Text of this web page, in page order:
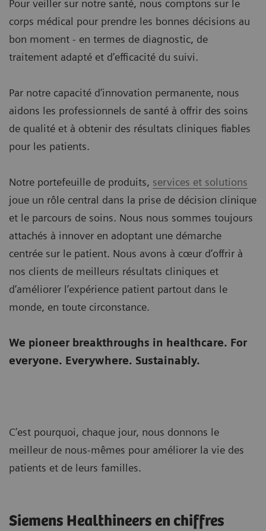
Pour veiller sur notre santé, nous comptons sur le
corps médical pour prendre les bonnes décisions au
bon moment - en termes de diagnostic, de
traitement adapté et d’efficacité du suivi.
Par notre capacité d’innovation permanente, nous
aidons les professionnels de santé à offrir des soins
de qualité et à obtenir des résultats cliniques fiables
pour les patients.
Notre portefeuille de produits, services et solutions
joue un rôle central dans la prise de décision clinique
et le parcours de soins. Nous nous sommes toujours
attachés à innover en adoptant une démarche
centrée sur le patient. Nous avons à cœur d’offrir à
nos clients de meilleurs résultats cliniques et
d’améliorer l’expérience patient partout dans le
monde, en toute circonstance.
We pioneer breakthroughs in healthcare. For
everyone. Everywhere. Sustainably.
C’est pourquoi, chaque jour, nous donnons le
meilleur de nous-mêmes pour améliorer la vie des
patients et de leurs familles.
Siemens Healthineers en chiffres